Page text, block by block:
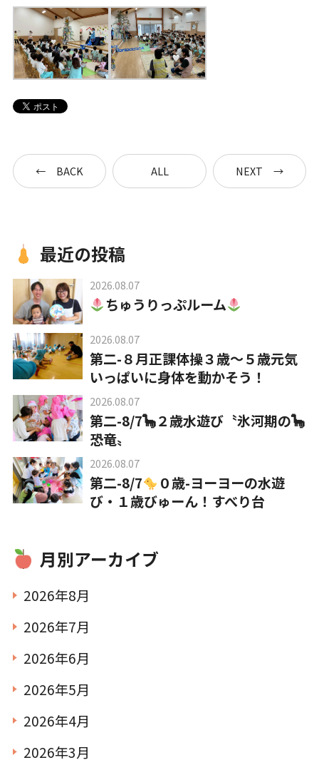
BACK ALL NEXT
最近の投稿
2026.08.07
ちゅうりっぷルーム
2026.08.07
第二-８月正課体操３歳～５歳元気
いっぱいに身体を動かそう！
2026.08.07
第二-8/7🦕２歳水遊び〝氷河期の🦕
恐竜〟
2026.08.07
第二-8/7
０歳-ヨーヨーの水遊
び・１歳びゅーん！すべり台
月別アーカイブ
2026年8月
2026年7月
2026年6月
2026年5月
2026年4月
2026年3月